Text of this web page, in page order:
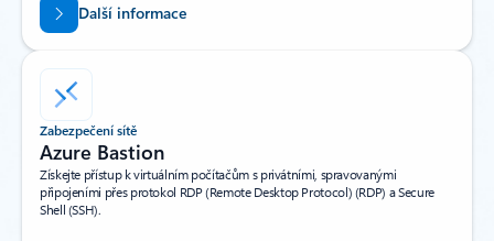
Další informace
Zabezpečení sítě
Azure Bastion
Získejte přístup k virtuálním počítačům s privátními, spravovanými
připojeními přes protokol RDP (Remote Desktop Protocol) (RDP) a Secure
Shell (SSH).